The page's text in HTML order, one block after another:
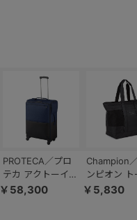
PROTECA／プロ
テカ アクトーイ2
キャリーケース 日
￥58,300
Champion
ンピオン ト
ッグ 31L
￥5,830